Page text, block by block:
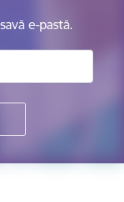
e-pastā.